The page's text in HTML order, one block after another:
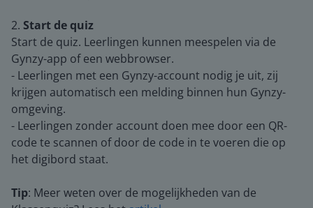
2. Start de quiz
Start de quiz. Leerlingen kunnen meespelen via de
Gynzy-app of een webbrowser.
- Leerlingen met een Gynzy-account nodig je uit, zij
krijgen automatisch een melding binnen hun Gynzy-
omgeving.
- Leerlingen zonder account doen mee door een QR-
code te scannen of door de code in te voeren die op
het digibord staat.
Tip: Meer weten over de mogelijkheden van de